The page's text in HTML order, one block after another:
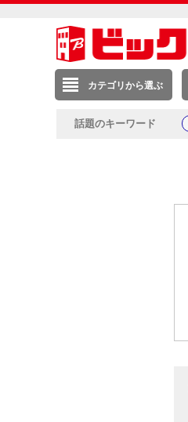
カテゴリから選ぶ
話題のキーワード